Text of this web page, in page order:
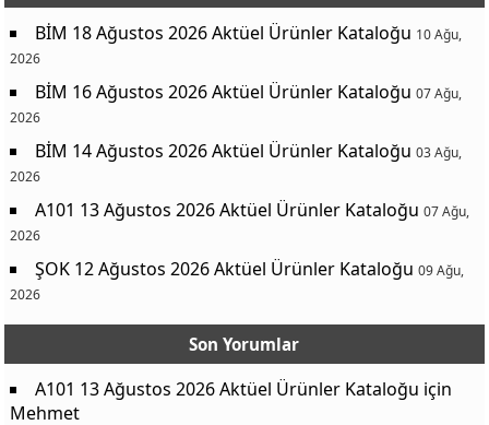
BİM 18 Ağustos 2026 Aktüel Ürünler Kataloğu 10 Ağu,
2026
BİM 16 Ağustos 2026 Aktüel Ürünler Kataloğu 07 Ağu,
2026
BİM 14 Ağustos 2026 Aktüel Ürünler Kataloğu 03 Ağu,
2026
A101 13 Ağustos 2026 Aktüel Ürünler Kataloğu 07 Ağu,
2026
ŞOK 12 Ağustos 2026 Aktüel Ürünler Kataloğu 09 Ağu,
2026
Son Yorumlar
A101 13 Ağustos 2026 Aktüel Ürünler Kataloğu için
Mehmet